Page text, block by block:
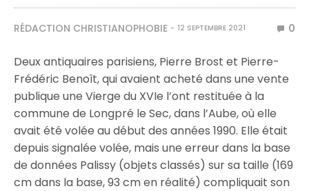
RÉDACTION CHRISTIANOPHOBIE 12 SEPTEMBRE 2021 0
Deux antiquaires parisiens, Pierre Brost et Pierre-
Frédéric Benoît, qui avaient acheté dans une vente
publique une Vierge du XVIe l’ont restituée à la
commune de Longpré le Sec, dans l’Aube, où elle
avait été volée au début des années 1990. Elle était
depuis signalée volée, mais une erreur dans la base
de données Palissy (objets classés) sur sa taille (169
cm dans la base, 93 cm en réalité) compliquait son